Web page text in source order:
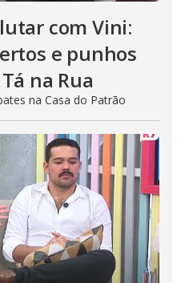
com Vini:
e punhos
na Rua
na Casa do Patrão